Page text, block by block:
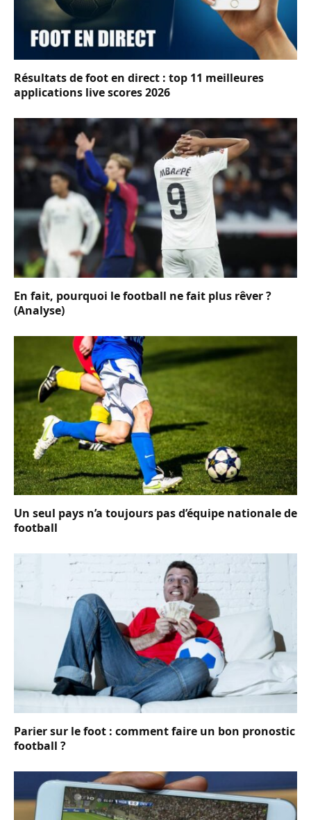
Résultats de foot en direct : top 11 meilleures
applications live scores 2026
En fait, pourquoi le football ne fait plus rêver ?
(Analyse)
Un seul pays n’a toujours pas d’équipe nationale de
football
Parier sur le foot : comment faire un bon pronostic
football ?